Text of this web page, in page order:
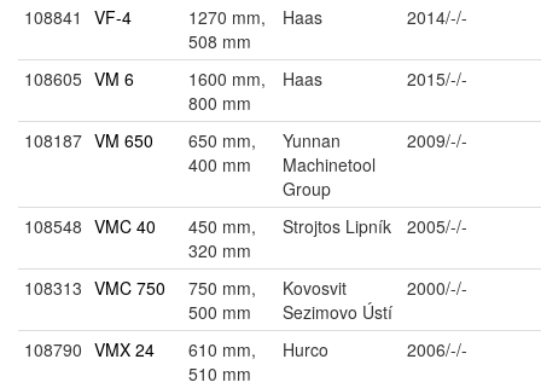
108841 VF-4
1270 mm,
508 mm
Haas 2014/-/-
108605 VM 6
1600 mm,
800 mm
Haas 2015/-/-
108187 VM 650
650 mm,
400 mm
Yunnan
Machinetool
Group
2009/-/-
108548 VMC 40
450 mm,
320 mm
Strojtos Lipník 2005/-/-
108313 VMC 750
750 mm,
500 mm
Kovosvit
Sezimovo Ústí
2000/-/-
108790 VMX 24
610 mm,
510 mm
Hurco 2006/-/-